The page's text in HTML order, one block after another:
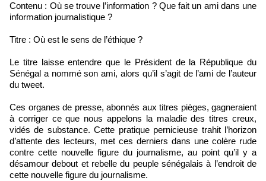
Contenu : Où se trouve l’information ? Que fait un ami dans une
information journalistique ?
Titre : Où est le sens de l’éthique ?
Le titre laisse entendre que le Président de la République du
Sénégal a nommé son ami, alors qu’il s’agit de l’ami de l’auteur
du tweet.
Ces organes de presse, abonnés aux titres pièges, gagneraient
à corriger ce que nous appelons la maladie des titres creux,
vidés de substance. Cette pratique pernicieuse trahit l’horizon
d’attente des lecteurs, met ces derniers dans une colère rude
contre cette nouvelle figure du journalisme, au point qu’il y a
désamour debout et rebelle du peuple sénégalais à l’endroit de
cette nouvelle figure du journalisme.